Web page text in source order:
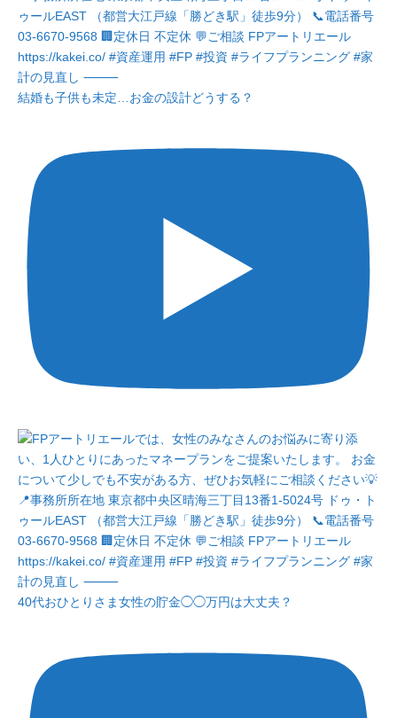
結婚も子供も未定…お金の設計どうする？
40代おひとりさま女性の貯金◯◯万円は大丈夫？